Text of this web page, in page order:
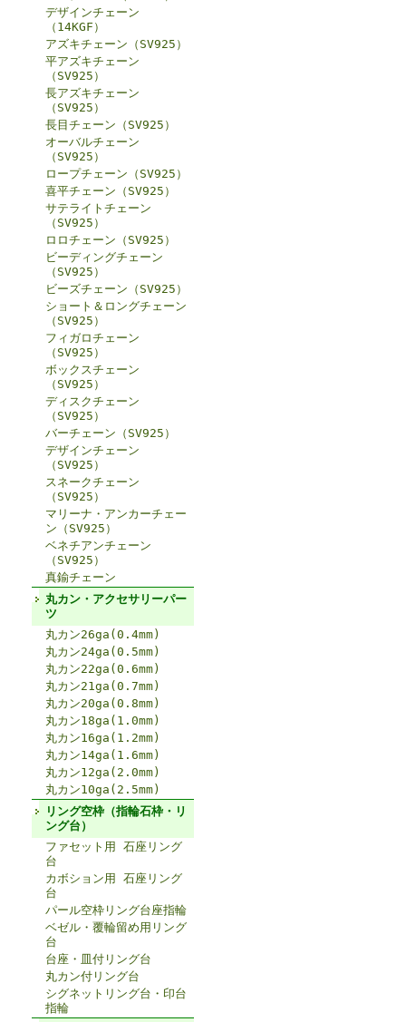
デザインチェーン
（14KGF）
アズキチェーン（SV925）
平アズキチェーン
（SV925）
長アズキチェーン
（SV925）
長目チェーン（SV925）
オーバルチェーン
（SV925）
ロープチェーン（SV925）
喜平チェーン（SV925）
サテライトチェーン
（SV925）
ロロチェーン（SV925）
ビーディングチェーン
（SV925）
ビーズチェーン（SV925）
ショート＆ロングチェーン
（SV925）
フィガロチェーン
（SV925）
ボックスチェーン
（SV925）
ディスクチェーン
（SV925）
バーチェーン（SV925）
デザインチェーン
（SV925）
スネークチェーン
（SV925）
マリーナ・アンカーチェー
ン（SV925）
ベネチアンチェーン
（SV925）
真鍮チェーン
丸カン・アクセサリーパー
ツ
丸カン26ga(0.4mm)
丸カン24ga(0.5mm)
丸カン22ga(0.6mm)
丸カン21ga(0.7mm)
丸カン20ga(0.8mm)
丸カン18ga(1.0mm)
丸カン16ga(1.2mm)
丸カン14ga(1.6mm)
丸カン12ga(2.0mm)
丸カン10ga(2.5mm)
リング空枠（指輪石枠・リ
ング台）
ファセット用 石座リング
台
カボション用 石座リング
台
パール空枠リング台座指輪
ベゼル・覆輪留め用リング
台
台座・皿付リング台
丸カン付リング台
シグネットリング台・印台
指輪